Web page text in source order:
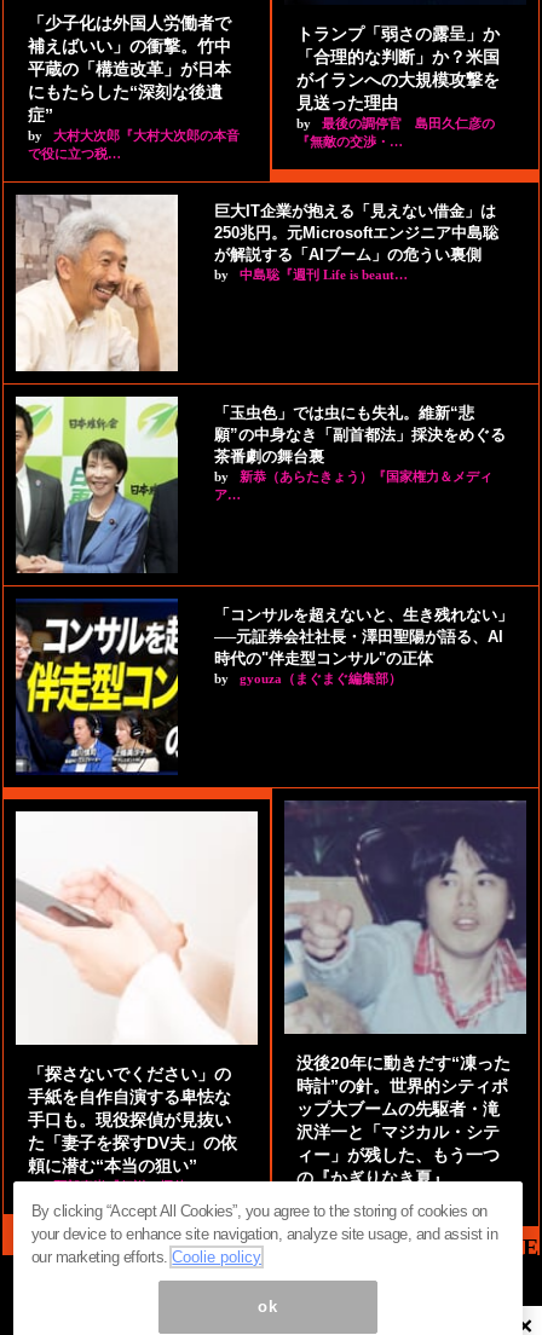
「少子化は外国人労働者で
補えばいい」の衝撃。竹中
平蔵の「構造改革」が日本
にもたらした“深刻な後遺
症”
by
大村大次郎『大村大次郎の本音
で役に立つ税…
トランプ「弱さの露呈」か
「合理的な判断」か？米国
がイランへの大規模攻撃を
見送った理由
by
最後の調停官 島田久仁彦の
『無敵の交渉・…
巨大IT企業が抱える「見えない借金」は
250兆円。元Microsoftエンジニア中島聡
が解説する「AIブーム」の危うい裏側
by 中島聡『週刊 Life is beaut…
「玉虫色」では虫にも失礼。維新“悲
願”の中身なき「副首都法」採決をめぐる
茶番劇の舞台裏
by
新恭（あらたきょう）『国家権力＆メディ
ア…
「コンサルを超えないと、生き残れない」
──元証券会社社長・澤田聖陽が語る、AI
時代の"伴走型コンサル"の正体
by gyouza（まぐまぐ編集部）
「探さないでください」の
手紙を自作自演する卑怯な
手口も。現役探偵が見抜い
た「妻子を探すDV夫」の依
頼に潜む“本当の狙い”
by 阿部泰尚『伝説の探偵』
没後20年に動きだす“凍った
時計”の針。世界的シティポ
ップ大ブームの先駆者・滝
沢洋一と「マジカル・シテ
ィー」が残した、もう一つ
の『かぎりなき夏』
MAG2 NEWS HEADLINE
×
By clicking “Accept All Cookies”, you agree to the storing of cookies on
your device to enhance site navigation, analyze site usage, and assist in
our marketing efforts.Coolie policy
ok